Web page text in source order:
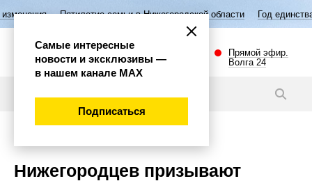
Пятилетие семьи в Нижегородской области Год единства народов
Прямой эфир.
Волга 24
Нижегородцев призывают
Самые интересные
новости и эксклюзивы —
в нашем канале МАХ
Подписаться